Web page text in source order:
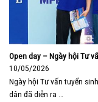
Open day – Ngày hội Tư
10/05/2026
Ngày hội Tư vấn tuyển
dân đã diễn ra …